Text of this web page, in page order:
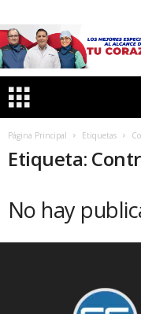
Página Principal Etiquetas
Etiqueta:
No hay